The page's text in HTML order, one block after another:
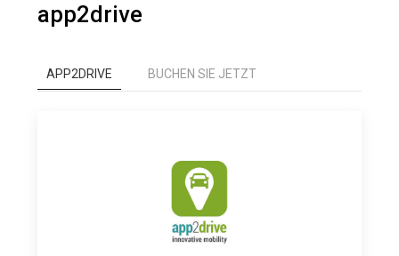
app2drive
APP2DRIVE BUCHEN SIE JETZT